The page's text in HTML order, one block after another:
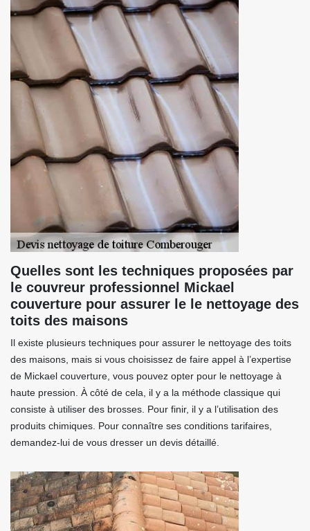
Quelles sont les techniques proposées par
le couvreur professionnel Mickael
couverture pour assurer le le nettoyage des
toits des maisons
Il existe plusieurs techniques pour assurer le nettoyage des toits
des maisons, mais si vous choisissez de faire appel à l’expertise
de Mickael couverture, vous pouvez opter pour le nettoyage à
haute pression. À côté de cela, il y a la méthode classique qui
consiste à utiliser des brosses. Pour finir, il y a l’utilisation des
produits chimiques. Pour connaître ses conditions tarifaires,
demandez-lui de vous dresser un devis détaillé.